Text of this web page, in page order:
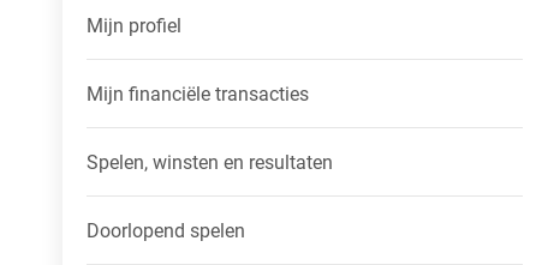
Mijn profiel
Mijn financiële transacties
Spelen, winsten en resultaten
Doorlopend spelen